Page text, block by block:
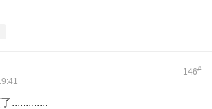
146#
.............